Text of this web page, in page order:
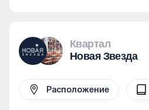
Квартал
Новая Звезда
Расположение